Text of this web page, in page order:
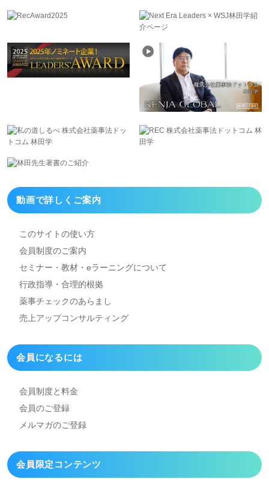
動画で詳しくご案内
このサイトの使い方
会員制度のご案内
セミナー・教材・eラーニングについて
行政指導・合理的根拠
薬事チェックのあらまし
売上アップコンサルティング
会員になるには
会員制度と料金
会員のご登録
メルマガのご登録
会員限定コンテンツ